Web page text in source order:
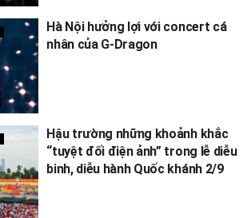
Hà Nội hưởng lợi với concert cá
nhân của G-Dragon
Hậu trường những khoảnh khắc
“tuyệt đối điện ảnh” trong lễ diễu
binh, diễu hành Quốc khánh 2/9